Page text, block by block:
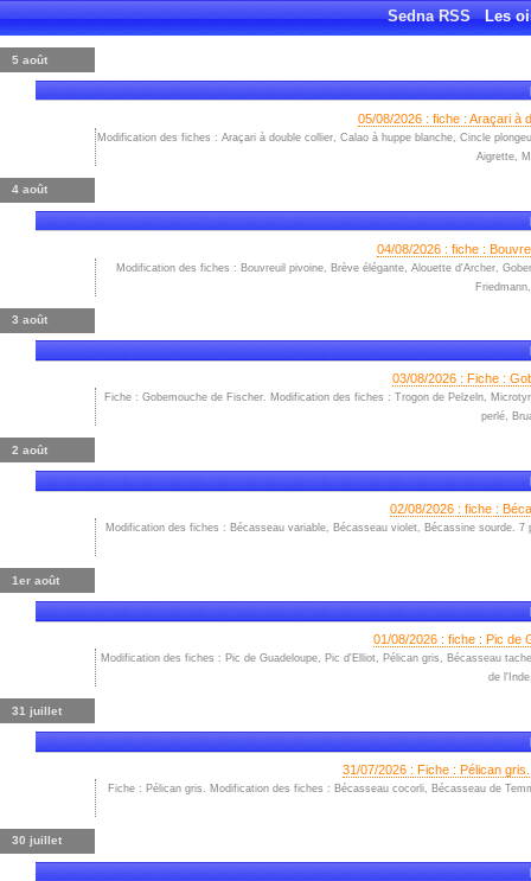
Sedna RSSLes
5 août
05/08/2026 : fiche : Araçari à
Modification des fiches : Araçari à double collier, Calao à huppe blanche, Cincle
Aigrette,
4 août
04/08/2026 : fiche :
Modification des fiches : Bouvreuil pivoine, Brève élégante, Alouette d'Archer,
3 août
03/08/2026 : Fiche :
Fiche : Gobemouche de Fischer. Modification des fiches : Trogon de Pelzeln,
perlé,
2 août
02/08/2026 : fiche :
Modification des fiches : Bécasseau variable, Bécasseau violet, Bécassine sourde.
1er août
01/08/2026 : fiche : Pic de
Modification des fiches : Pic de Guadeloupe, Pic d'Elliot, Pélican gris, Bécasseau
de
31 juillet
31/07/2026 : Fiche : Pélican
Fiche : Pélican gris. Modification des fiches : Bécasseau cocorli, Bécasseau de
30 juillet